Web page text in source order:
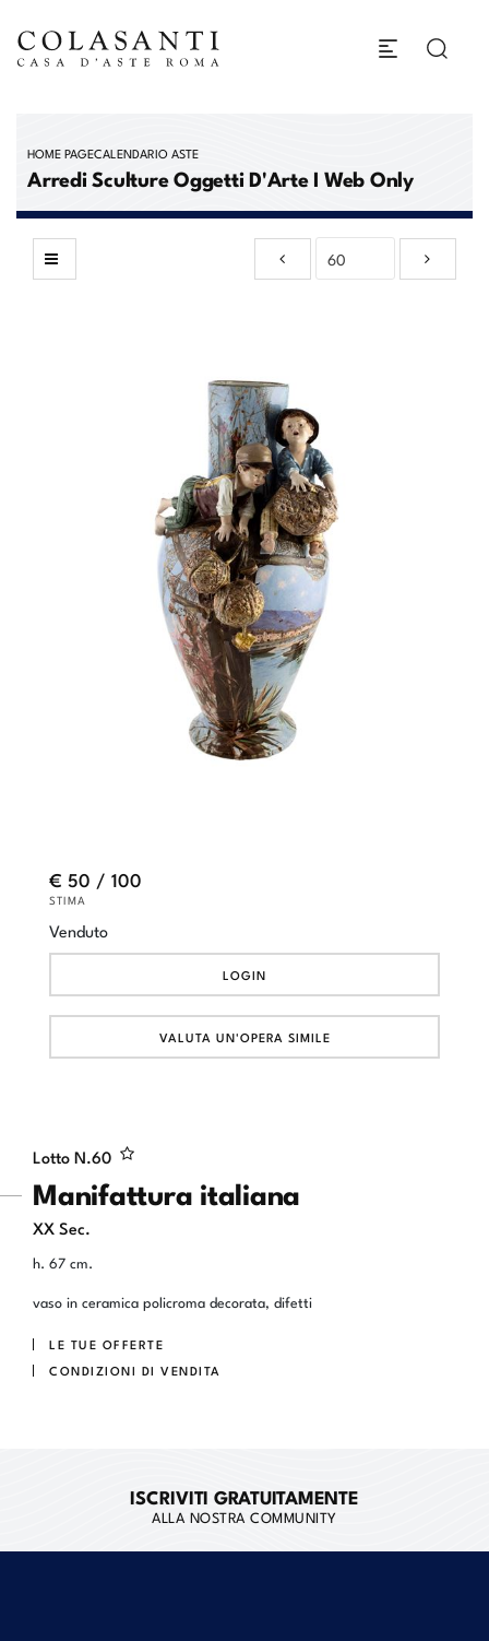
HOME PAGECALENDARIO ASTE
Arredi Sculture Oggetti D'Arte I Web Only
Lotto N.60
Manifattura italiana
XX Sec.
h. 67 cm.
vaso in ceramica policroma decorata, difetti
LE TUE OFFERTE
CONDIZIONI DI VENDITA
€ 50 / 100
STIMA
Venduto
LOGIN
VALUTA UN'OPERA SIMILE
ISCRIVITI GRATUITAMENTE
ALLA NOSTRA COMMUNITY